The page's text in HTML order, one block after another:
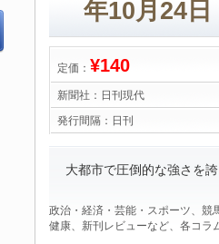
年10月24日
定価： ¥140
新聞社： 日刊現代
発行間隔： 日刊
大都市で圧倒的な強さを
政治・経済・芸能・スポーツ、競
健康、新刊レビューなど、各コラ